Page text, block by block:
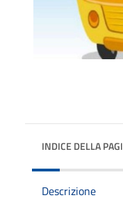
INDICE DELLA
Descrizione